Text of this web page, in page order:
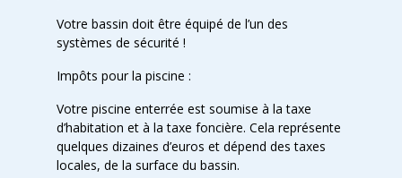
Votre bassin doit être équipé de l’un des
systèmes de sécurité !
Impôts pour la piscine :
Votre piscine enterrée est soumise à la taxe
d’habitation et à la taxe foncière. Cela représente
quelques dizaines d’euros et dépend des taxes
locales, de la surface du bassin.